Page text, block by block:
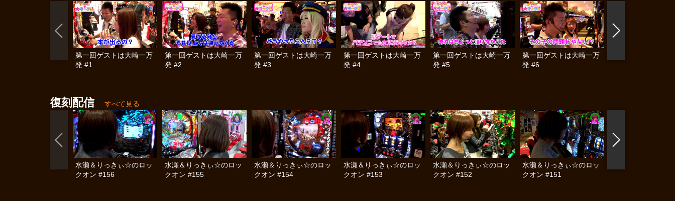
第一回ゲストは大崎一万
発 #1
第一回ゲストは大崎一万
発 #2
第一回ゲストは大崎一万
発 #3
第一回ゲストは大崎一万
発 #4
第一回ゲストは大崎一万
発 #5
第一回ゲストは大崎一万
発 #6
復刻配信 すべて見る
水瀬＆りっきぃ☆のロッ
クオン #156
水瀬＆りっきぃ☆のロッ
クオン #155
水瀬＆りっきぃ☆のロッ
クオン #154
水瀬＆りっきぃ☆のロッ
クオン #153
水瀬＆りっきぃ☆のロッ
クオン #152
水瀬＆りっきぃ☆のロッ
クオン #151